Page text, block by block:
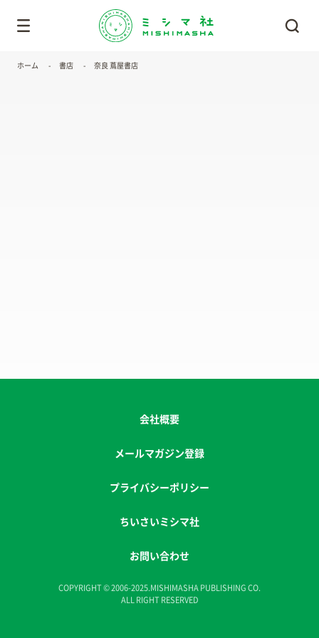
ホーム 書店 奈良 蔦屋書店
会社概要
メールマガジン登録
プライバシーポリシー
ちいさいミシマ社
お問い合わせ
COPYRIGHT © 2006-2025.MISHIMASHA PUBLISHING CO.
ALL RIGHT RESERVED